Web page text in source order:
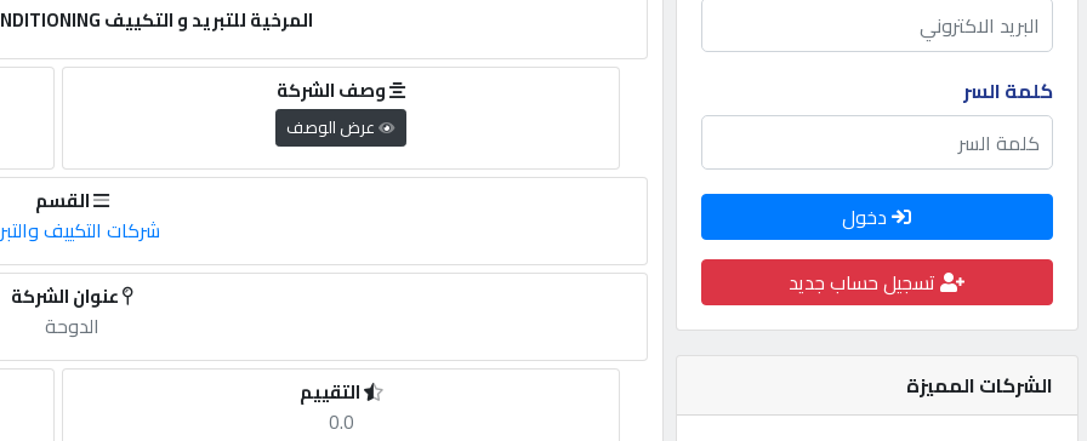
طلب
الاحصائيات
الأقسام
شركات
مميزة
إبحث
كلمة السر
دخول
تسجيل حساب جديد
الشركات المميزة
المرخية للتبريد و التكييف AL MARKHIYA AIR CONDITIONING
وصف الشركة
عرض الوصف
القسم
شركات التكييف
عنوان الشركة
الدوحة
التقييم
0.0